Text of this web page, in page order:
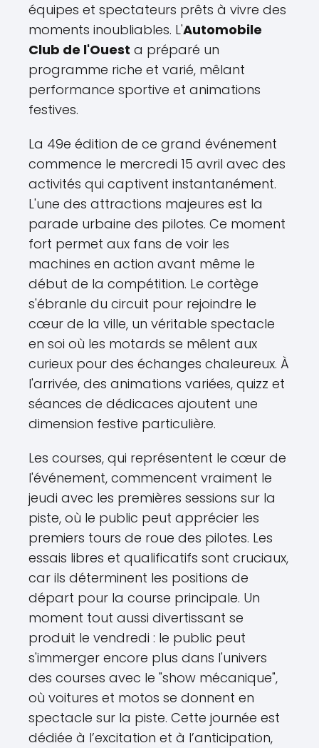
équipes et spectateurs prêts à vivre des
moments inoubliables. L'Automobile
Club de l'Ouest a préparé un
programme riche et varié, mêlant
performance sportive et animations
festives.
La 49e édition de ce grand événement
commence le mercredi 15 avril avec des
activités qui captivent instantanément.
L'une des attractions majeures est la
parade urbaine des pilotes. Ce moment
fort permet aux fans de voir les
machines en action avant même le
début de la compétition. Le cortège
s'ébranle du circuit pour rejoindre le
cœur de la ville, un véritable spectacle
en soi où les motards se mêlent aux
curieux pour des échanges chaleureux. À
l'arrivée, des animations variées, quizz et
séances de dédicaces ajoutent une
dimension festive particulière.
Les courses, qui représentent le cœur de
l'événement, commencent vraiment le
jeudi avec les premières sessions sur la
piste, où le public peut apprécier les
premiers tours de roue des pilotes. Les
essais libres et qualificatifs sont cruciaux,
car ils déterminent les positions de
départ pour la course principale. Un
moment tout aussi divertissant se
produit le vendredi : le public peut
s'immerger encore plus dans l'univers
des courses avec le "show mécanique",
où voitures et motos se donnent en
spectacle sur la piste. Cette journée est
dédiée à l’excitation et à l’anticipation,